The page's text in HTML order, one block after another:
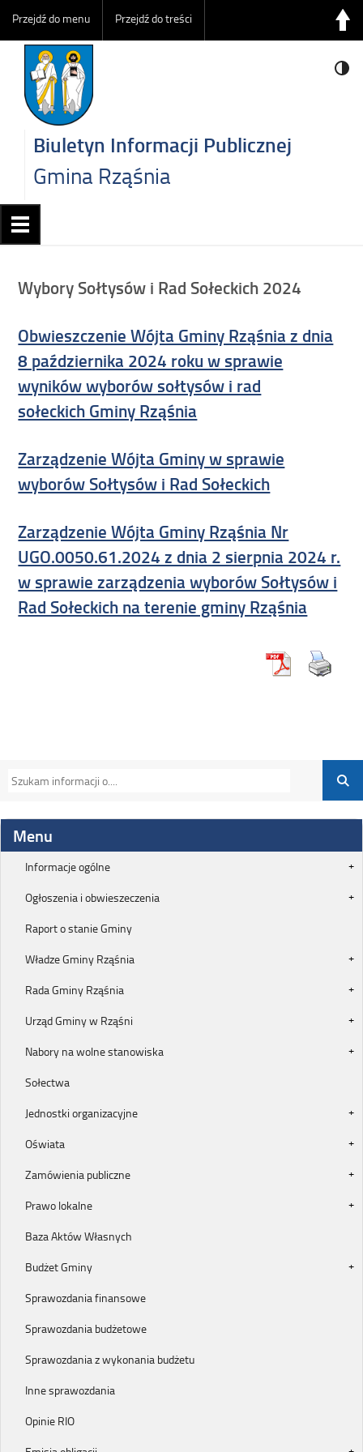
Przejdź do menu Przejdź do treści
Biuletyn Informacji Publicznej
Gmina Rząśnia
Wybory Sołtysów i Rad Sołeckich 2024
Obwieszczenie Wójta Gminy Rząśnia z dnia
8 października 2024 roku w sprawie
wyników wyborów sołtysów i rad
sołeckich Gminy Rząśnia
Zarządzenie Wójta Gminy w sprawie
wyborów Sołtysów i Rad Sołeckich
Zarządzenie Wójta Gminy Rząśnia Nr
UGO.0050.61.2024 z dnia 2 sierpnia 2024 r.
w sprawie zarządzenia wyborów Sołtysów i
Rad Sołeckich na terenie gminy Rząśnia
Menu
Informacje ogólne
Ogłoszenia i obwieszeczenia
Raport o stanie Gminy
Władze Gminy Rząśnia
Rada Gminy Rząśnia
Urząd Gminy w Rząśni
Nabory na wolne stanowiska
Sołectwa
Jednostki organizacyjne
Oświata
Zamówienia publiczne
Prawo lokalne
Baza Aktów Własnych
Budżet Gminy
Sprawozdania finansowe
Sprawozdania budżetowe
Sprawozdania z wykonania budżetu
Inne sprawozdania
Opinie RIO